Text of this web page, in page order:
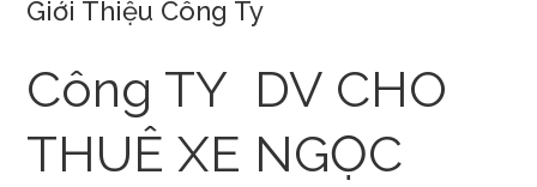
bài
viết
Giới Thiệu Công Ty
Công TY DV CHO
THUÊ XE NGỌC